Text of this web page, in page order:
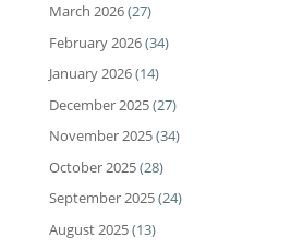
March 2026(27)
February 2026(34)
January 2026(14)
December 2025(27)
November 2025(34)
October 2025(28)
September 2025(24)
August 2025(13)